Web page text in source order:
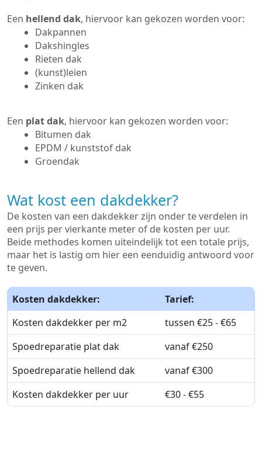
Een hellend dak, hiervoor kan gekozen worden voor:
Dakpannen
Dakshingles
Rieten dak
(kunst)leien
Zinken dak
Een plat dak, hiervoor kan gekozen worden voor:
Bitumen dak
EPDM / kunststof dak
Groendak
Wat kost een dakdekker?
De kosten van een dakdekker zijn onder te verdelen in
een prijs per vierkante meter of de kosten per uur.
Beide methodes komen uiteindelijk tot een totale prijs,
maar het is lastig om hier een eenduidig antwoord voor
te geven.
Kosten dakdekker:
Tarief:
Kosten dakdekker per m2
tussen €25 - €65
Spoedreparatie plat dak
vanaf €250
Spoedreparatie hellend dak
vanaf €300
Kosten dakdekker per uur
€30 - €55